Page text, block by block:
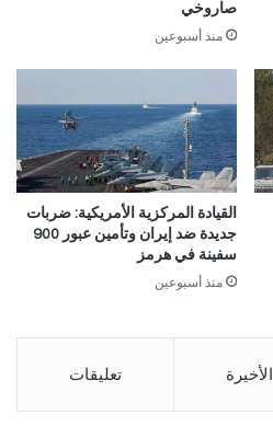
صاروخي
منذ أسبوعين
القيادة المركزية الأمريكية: ضربات
جديدة ضد إيران وتأمين عبور 900
سفينة في هرمز
منذ أسبوعين
الأخيرة تعليقات